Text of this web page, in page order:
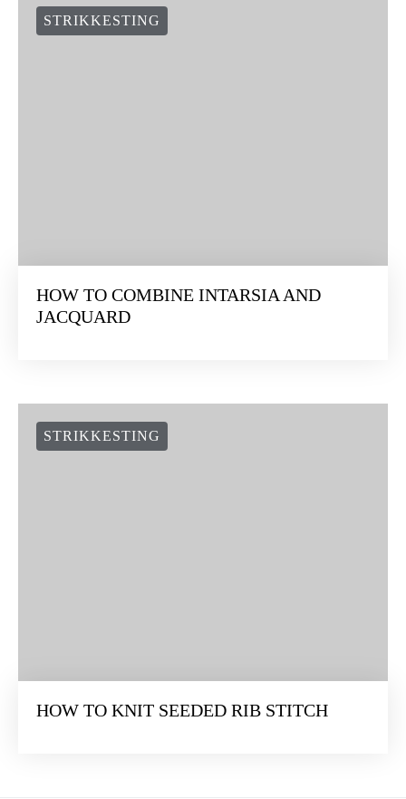
STRIKKESTING
HOW TO COMBINE INTARSIA AND
JACQUARD
STRIKKESTING
HOW TO KNIT SEEDED RIB STITCH